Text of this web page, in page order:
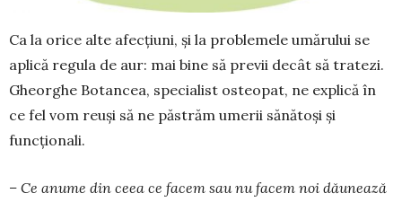
Ca la orice alte afec­țiuni, și la pro­ble­mele umărului se
aplică regula de aur: mai bine să previi decât să tratezi.
Gheorghe Botancea, spe­cialist osteopat, ne explică în
ce fel vom reuși să ne păstrăm umerii sănătoși și
funcționali.
– Ce anume din ceea ce facem sau nu fa­cem noi dăunează